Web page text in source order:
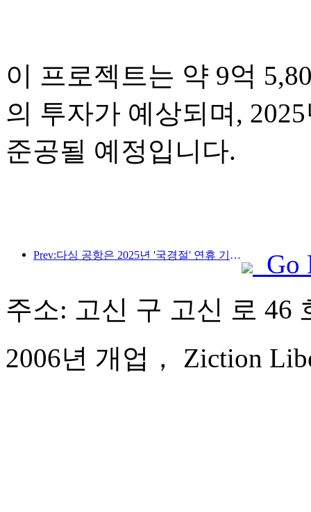
이 프로젝트는 약 9억
의 투자가 예상되며,
준공될 예정입니다.
Prev:다싱 공항은 2025년 '국경절' 연휴 기간 동안 130만 명 이상의 승객을 수송할 예정입니다.
Go
주소: 고신 구 고신 로 46
2006년 개업， Ziction